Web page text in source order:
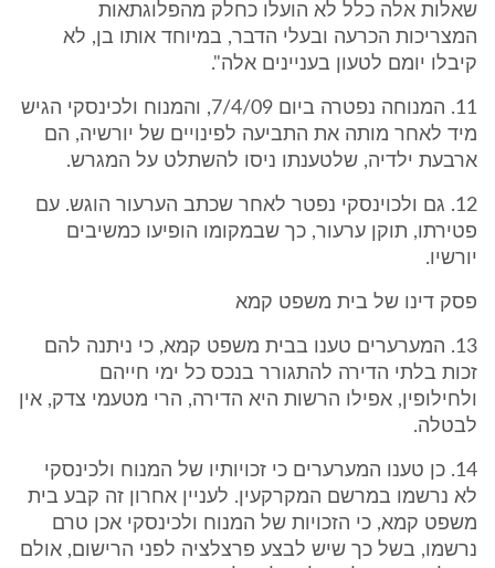
שאלות אלה כלל לא הועלו כחלק מהפלוגתאות
המצריכות הכרעה ובעלי הדבר, במיוחד אותו בן, לא
קיבלו יומם לטעון בעניינים אלה".
11. המנוחה נפטרה ביום 7/4/09, והמנוח ולכינסקי הגיש
מיד לאחר מותה את התביעה לפינויים של יורשיה, הם
ארבעת ילדיה, שלטענתו ניסו להשתלט על המגרש.
12. גם ולכוינסקי נפטר לאחר שכתב הערעור הוגש. עם
פטירתו, תוקן ערעור, כך שבמקומו הופיעו כמשיבים
יורשיו.
פסק דינו של בית משפט קמא
13. המערערים טענו בבית משפט קמא, כי ניתנה להם
זכות בלתי הדירה להתגורר בנכס כל ימי חייהם
ולחילופין, אפילו הרשות היא הדירה, הרי מטעמי צדק, אין
לבטלה.
14. כן טענו המערערים כי זכויותיו של המנוח ולכינסקי
לא נרשמו במרשם המקרקעין. לעניין אחרון זה קבע בית
משפט קמא, כי הזכויות של המנוח ולכינסקי אכן טרם
נרשמו, בשל כך שיש לבצע פרצלציה לפני הרישום, אולם